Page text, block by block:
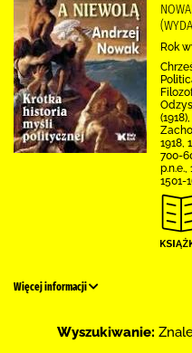
Rok
1918,
700-
p.n.e.,
1501-
Więcej informacji
Wyszukiwanie: